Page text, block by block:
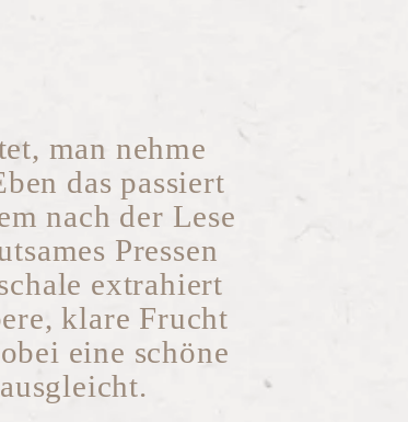
man nehme
das passiert
nach der Lese
Pressen
extrahiert
klare Frucht
eine schöne